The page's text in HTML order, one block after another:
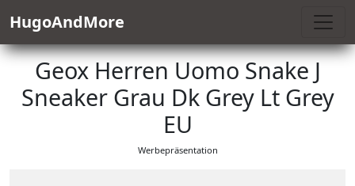
HugoAndMore
Geox Herren Uomo Snake J
Sneaker Grau Dk Grey Lt Grey
EU
Werbepräsentation